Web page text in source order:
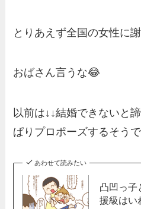
とりあえず全国の女性に
おばさん言うな😂
以前は↓↓結婚できないと
ぱりプロポーズするそうで
あわせて読みたい
凸凹っ子
援級は